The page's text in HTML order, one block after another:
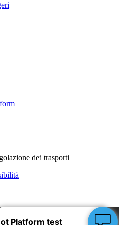
dei trasporti
your experience.